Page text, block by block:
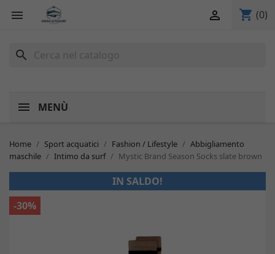
 shopping_cart (0)

search
MENÙ
Home Sport acquatici Fashion / Lifestyle
Abbigliamento
maschile
Intimo da surf Mystic Brand Season Socks slate brown
IN SALDO!
-30%